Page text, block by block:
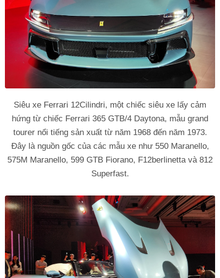
Siêu xe Ferrari 12Cilindri, một chiếc siêu xe lấy cảm
hứng từ chiếc Ferrari 365 GTB/4 Daytona, mẫu grand
tourer nổi tiếng sản xuất từ năm 1968 đến năm 1973.
Đây là nguồn gốc của các mẫu xe như 550 Maranello,
575M Maranello, 599 GTB Fiorano, F12berlinetta và 812
Superfast.